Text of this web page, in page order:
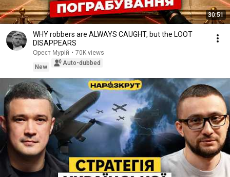
30:51
WHY robbers are ALWAYS CAUGHT, but the LOOT
DISAPPEARS
Орест Мурій • 70K views
New
Auto-dubbed